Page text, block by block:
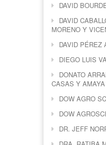
DAVID
DAVID
MORENO Y
DAVID PÉREZ
DIEGO LUIS
DONATO
CASAS Y
DOW AGRO
DOW
DR. JEFF